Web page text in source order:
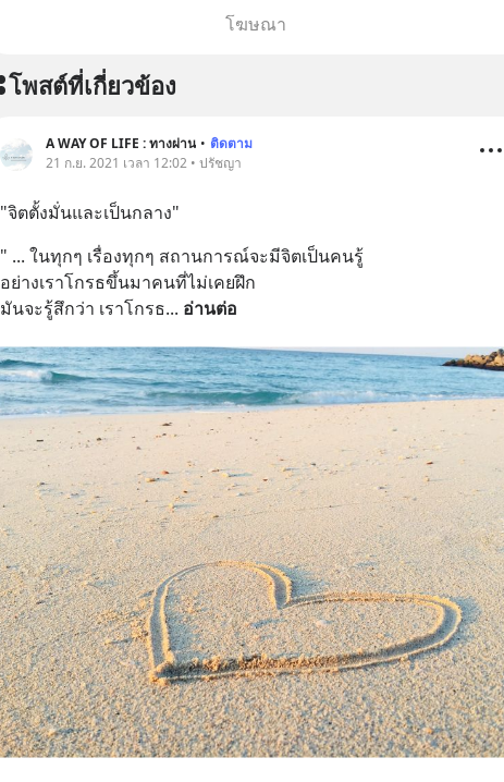
โฆษณา
โพสต์ที่เกี่ยวข้อง
A WAY OF LIFE : ทางผ่าน • ติดตาม
21 ก.ย. 2021 เวลา 12:02 • ปรัชญา
"จิตตั้งมั่นและเป็นกลาง"
" ... ในทุกๆ เรื่องทุกๆ สถานการณ์จะมีจิตเป็นคนรู้
อย่างเราโกรธขึ้นมาคนที่ไม่เคยฝึก
มันจะรู้สึกว่า เราโกรธ... อ่านต่อ